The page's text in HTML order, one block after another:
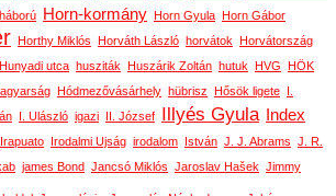
Horn-kormány Horn Gyula Horn Gábor
Horthy Miklós Horváth László horvátok Horvátország
Hunyadi utca husziták Huszárik Zoltán hutuk HVG HÖK
Hódmezővásárhely hübrisz Hősök ligete I.
I. Ulászló igazi II. József Illyés Gyula Index
Irapuato Irodalmi Ujság irodalom István J. J. Abrams J. R.
james Bond Jancsó Miklós Jaroslav Hašek Jimmy